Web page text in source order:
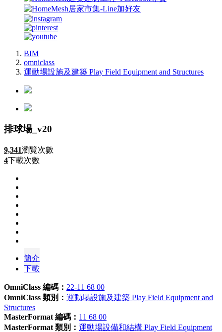
BIM
omniclass
運動場設施及建築 Play Field Equipment and Structures
排球場_v20
9,341瀏覽次數
4下載次數
簡介
下載
OmniClass 編碼： 22-11 68 00
OmniClass 類別： 運動場設施及建築 Play Field Equipment and
Structures
MasterFormat 編碼： 11 68 00
MasterFormat 類別： 運動場設備和結構 Play Field Equipment